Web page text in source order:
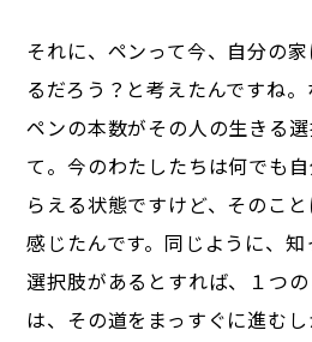
それに、ペンって今、自分の
るだろう？と考えたんですね
ペンの本数がその人の生きる
て。今のわたしたちは何でも
らえる状態ですけど、そのこ
感じたんです。同じように、
選択肢があるとすれば、１つ
は、その道をまっすぐに進む